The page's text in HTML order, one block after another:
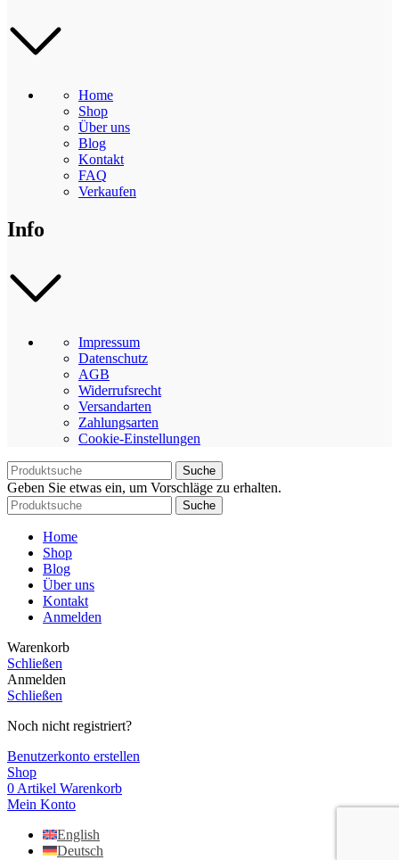
Home
Shop
Über uns
Blog
Kontakt
FAQ
Verkaufen
Info
Impressum
Datenschutz
AGB
Widerrufsrecht
Versandarten
Zahlungsarten
Cookie-Einstellungen
Suche
Geben Sie etwas ein, um Vorschläge zu erhalten.
Suche
Home
Shop
Blog
Über uns
Kontakt
Anmelden
Warenkorb
Schließen
Anmelden
Schließen
Noch nicht registriert?
Benutzerkonto erstellen
Shop
0 Artikel Warenkorb
Mein Konto
English
Deutsch